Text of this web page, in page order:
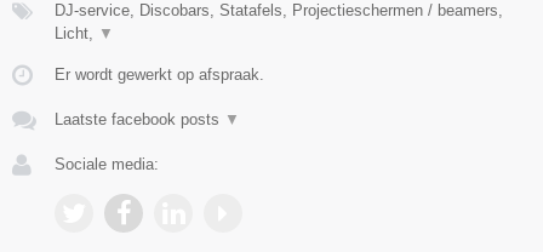
DJ-service, Discobars, Statafels, Projectieschermen / beamers,
Licht, ▼
Er wordt gewerkt op afspraak.
Laatste facebook posts ▼
Sociale media: